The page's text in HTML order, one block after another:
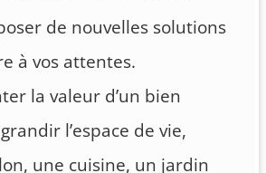
de nouvelles solutions
à vos attentes.
la valeur d’un bien
l’espace de vie,
une cuisine, un jardin